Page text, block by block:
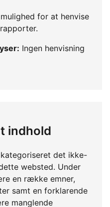
for at henvise
Ingen henvisning
indhold
det ikke-
websted. Under
en række emner,
samt en forklarende
manglende